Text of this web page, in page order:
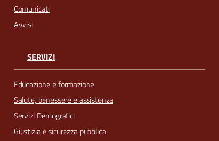
Comunicati
Avvisi
SERVIZI
Educazione e formazione
Salute, benessere e assistenza
Servizi Demografici
Giustizia e sicurezza pubblica